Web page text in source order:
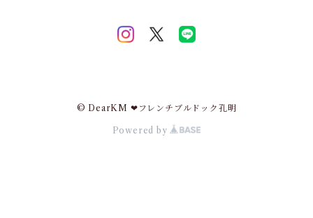
© DearKM ❤︎フレンチブルドック孔明
Powered by